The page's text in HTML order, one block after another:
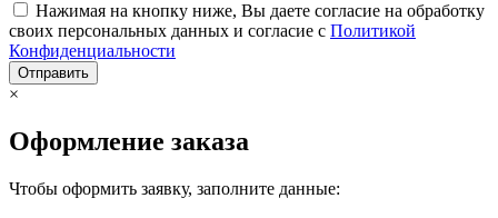
Нажимая на кнопку ниже, Вы даете согласие на обработку
своих персональных данных и согласие с Политикой
Конфиденциальности
Отправить
×
Оформление заказа
Чтобы оформить заявку, заполните данные: